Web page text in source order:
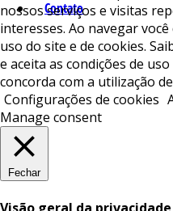
Contato
nossos serviços e visitas
interesses. Ao navegar
uso do site e de cookies.
e aceita as condições de
concorda com a utilização
Configurações de cookies
Manage consent
Fechar